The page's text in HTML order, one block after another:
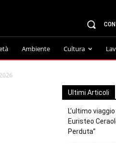
Ambiente Cultura
Ultimi Articoli
L’ultimo
Euristeo
Perduta”